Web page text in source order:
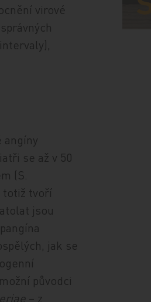
virové
se až v 50
(S.
totiž tvoří
jsou
jak se
původci
– z